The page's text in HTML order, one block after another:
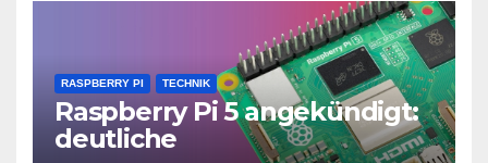
RASPBERRY PI TECHNIK
Raspberry Pi 5 angekündigt:
deutliche